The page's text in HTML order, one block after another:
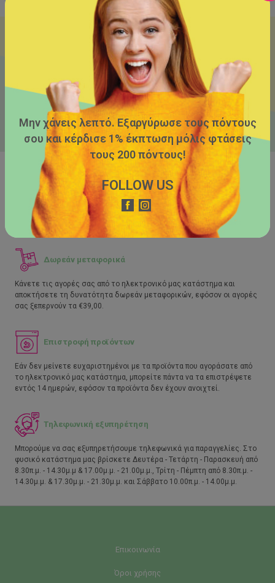
Εγγράψου στο newsletter μας και στην επόμενη αγορά κέρδισε
έκπτωση 5€ από το ηλεκτρονικό μας κατάστημα!
Έχω διαβάσει και συμφωνώ με την πολιτική απορρήτου του
παρόντα ιστότοπου*
Δωρεάν μεταφορικά
Κάνετε τις αγορές σας από το ηλεκτρονικό μας κατάστημα και
αποκτήσετε τη δυνατότητα δωρεάν μεταφορικών, εφόσον οι αγορές
σας ξεπερνούν τα €39,00.
Επιστροφή προϊόντων
Εάν δεν μείνετε ευχαριστημένοι με τα προϊόντα που αγοράσατε από
το ηλεκτρονικό μας κατάστημα, μπορείτε πάντα να τα επιστρέψετε
εντός 14 ημερών, εφόσον τα προϊόντα δεν έχουν ανοιχτεί.
Τηλεφωνική εξυπηρέτηση
Μπορούμε να σας εξυπηρετήσουμε τηλεφωνικά για παραγγελίες. Στο
φυσικό κατάστημα μας βρίσκετε Δευτέρα - Τετάρτη - Παρασκευή από
8.30π.μ. - 14.30μ.μ & 17.00μ.μ. - 21.00μ.μ., Τρίτη - Πέμπτη από 8.30π.μ. -
14.30μ.μ. & 17.30μ.μ. - 21.30μ.μ. και Σάββατο 10.00π.μ. - 14.00μ.μ.
Επικοινωνία
Όροι χρήσης
Μην χάνεις λεπτό. Εξαργύρωσε τους πόντους
σου και κέρδισε 1% έκπτωση μόλις φτάσεις
τους 200 πόντους!
FOLLOW US